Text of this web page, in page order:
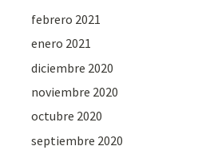
febrero 2021
enero 2021
diciembre 2020
noviembre 2020
octubre 2020
septiembre 2020